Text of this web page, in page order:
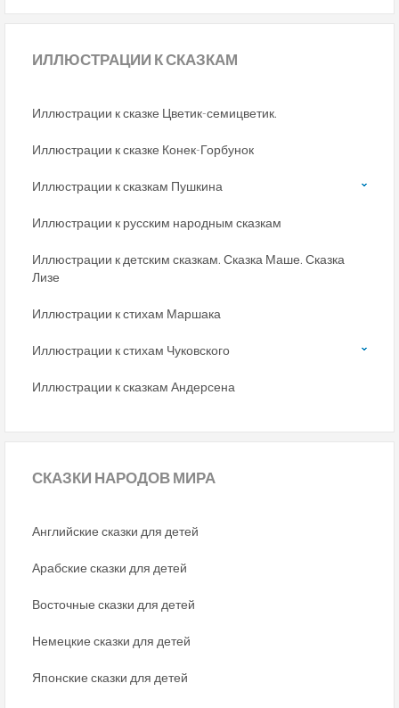
ИЛЛЮСТРАЦИИ К СКАЗКАМ
Иллюстрации к сказке Цветик-семицветик.
Иллюстрации к сказке Конек-Горбунок
Иллюстрации к сказкам Пушкина
Иллюстрации к русским народным сказкам
Иллюстрации к детским сказкам. Сказка Маше. Сказка
Лизе
Иллюстрации к стихам Маршака
Иллюстрации к стихам Чуковского
Иллюстрации к сказкам Андерсена
СКАЗКИ НАРОДОВ МИРА
Английские сказки для детей
Арабские сказки для детей
Восточные сказки для детей
Немецкие сказки для детей
Японские сказки для детей